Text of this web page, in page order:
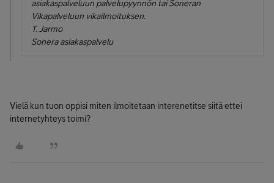
asiakaspalveluun palvelupyynnön tai Soneran
Vikapalveluun vikailmoituksen.
T. Jarmo
Sonera asiakaspalvelu
Vielä kun tuon oppisi miten ilmoitetaan interenetitse siitä ettei
internetyhteys toimi?